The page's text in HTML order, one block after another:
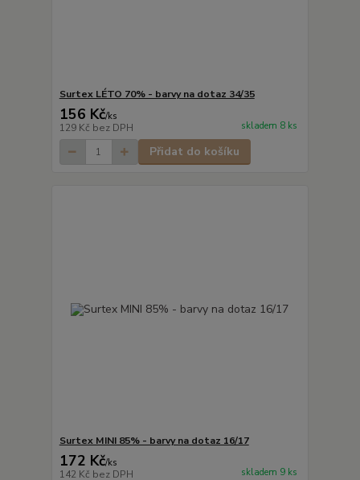
Surtex LÉTO 70% - barvy na dotaz 34/35
156 Kč/ks
129 Kč bez DPH skladem 8 ks
Přidat do košíku
Surtex MINI 85% - barvy na dotaz 16/17
172 Kč/ks
142 Kč bez DPH skladem 9 ks